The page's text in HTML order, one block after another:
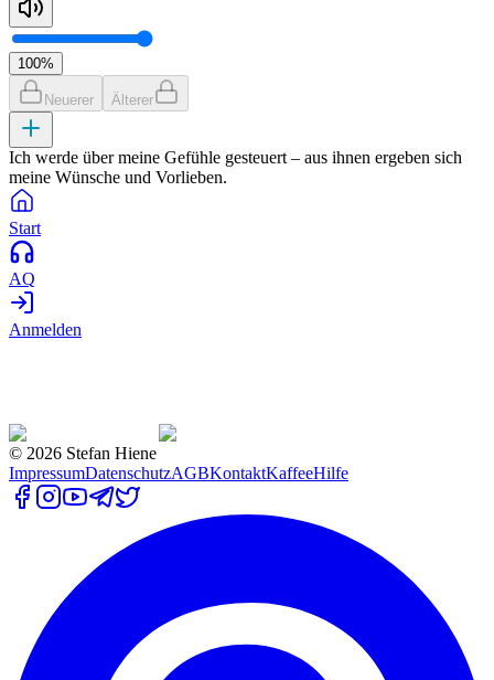
100%
Neuerer Älterer
Ich werde über meine Gefühle gesteuert – aus ihnen ergeben sich
meine Wünsche und Vorlieben.
Start
AQ
Anmelden
© 2026 Stefan Hiene
ImpressumDatenschutzAGBKontaktKaffeeHilfe